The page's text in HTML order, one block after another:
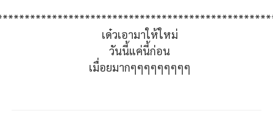
เด๋วเอามาให้ใหม่
วันนี้แค่นี้ก่อน
เมื่อยมากๆๆๆๆๆๆๆๆๆ